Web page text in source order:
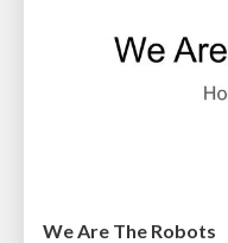
We Are The Robots